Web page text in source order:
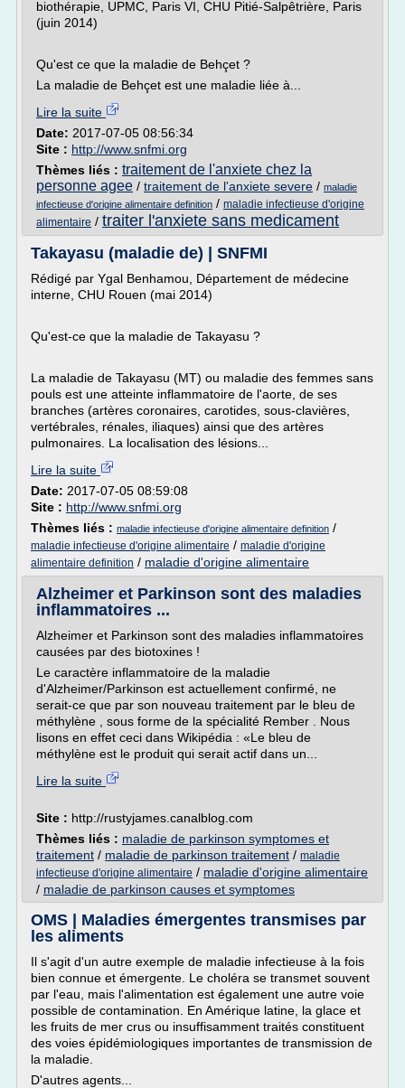
biothérapie, UPMC, Paris VI, CHU Pitié-Salpêtrière, Paris
(juin 2014)
Qu'est ce que la maladie de Behçet ?
La maladie de Behçet est une maladie liée à...
Lire la suite
Date: 2017-07-05 08:56:34
Site : http://www.snfmi.org
Thèmes liés : traitement de l'anxiete chez la
personne agee / traitement de l'anxiete severe / maladie
infectieuse d'origine alimentaire definition / maladie infectieuse d'origine
alimentaire / traiter l'anxiete sans medicament
Takayasu (maladie de) | SNFMI
Rédigé par Ygal Benhamou, Département de médecine
interne, CHU Rouen (mai 2014)
Qu'est-ce que la maladie de Takayasu ?
La maladie de Takayasu (MT) ou maladie des femmes sans
pouls est une atteinte inflammatoire de l'aorte, de ses
branches (artères coronaires, carotides, sous-clavières,
vertébrales, rénales, iliaques) ainsi que des artères
pulmonaires. La localisation des lésions...
Lire la suite
Date: 2017-07-05 08:59:08
Site : http://www.snfmi.org
Thèmes liés : maladie infectieuse d'origine alimentaire definition /
maladie infectieuse d'origine alimentaire / maladie d'origine
alimentaire definition / maladie d'origine alimentaire
Alzheimer et Parkinson sont des maladies
inflammatoires ...
Alzheimer et Parkinson sont des maladies inflammatoires
causées par des biotoxines !
Le caractère inflammatoire de la maladie
d'Alzheimer/Parkinson est actuellement confirmé, ne
serait-ce que par son nouveau traitement par le bleu de
méthylène , sous forme de la spécialité Rember . Nous
lisons en effet ceci dans Wikipédia : «Le bleu de
méthylène est le produit qui serait actif dans un...
Lire la suite
Site : http://rustyjames.canalblog.com
Thèmes liés : maladie de parkinson symptomes et
traitement / maladie de parkinson traitement / maladie
infectieuse d'origine alimentaire / maladie d'origine alimentaire
/ maladie de parkinson causes et symptomes
OMS | Maladies émergentes transmises par
les aliments
Il s'agit d'un autre exemple de maladie infectieuse à la fois
bien connue et émergente. Le choléra se transmet souvent
par l'eau, mais l'alimentation est également une autre voie
possible de contamination. En Amérique latine, la glace et
les fruits de mer crus ou insuffisamment traités constituent
des voies épidémiologiques importantes de transmission de
la maladie.
D'autres agents...